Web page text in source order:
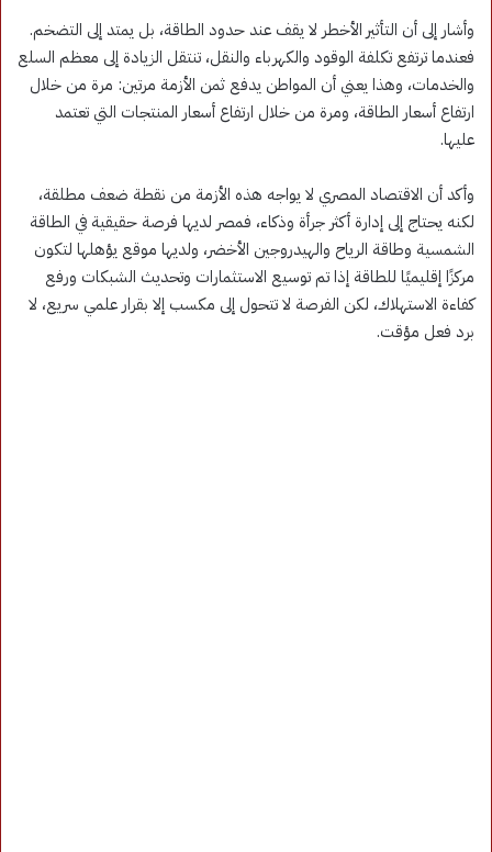
وأشار إلى أن التأثير الأخطر لا يقف عند حدود الطاقة، بل يمتد إلى التضخم.
فعندما ترتفع تكلفة الوقود والكهرباء والنقل، تنتقل الزيادة إلى معظم السلع
والخدمات، وهذا يعني أن المواطن يدفع ثمن الأزمة مرتين: مرة من خلال
ارتفاع أسعار الطاقة، ومرة من خلال ارتفاع أسعار المنتجات التي تعتمد
عليها.
وأكد أن الاقتصاد المصري لا يواجه هذه الأزمة من نقطة ضعف مطلقة،
لكنه يحتاج إلى إدارة أكثر جرأة وذكاء، فمصر لديها فرصة حقيقية في الطاقة
الشمسية وطاقة الرياح والهيدروجين الأخضر، ولديها موقع يؤهلها لتكون
مركزًا إقليميًا للطاقة إذا تم توسيع الاستثمارات وتحديث الشبكات ورفع
كفاءة الاستهلاك، لكن الفرصة لا تتحول إلى مكسب إلا بقرار علمي سريع، لا
برد فعل مؤقت.